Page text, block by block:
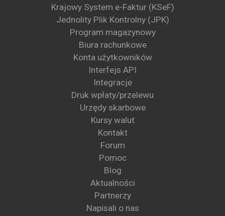
Krajowy System e-Faktur (KSeF)
Jednolity Plik Kontrolny (JPK)
Program magazynowy
Biura rachunkowe
Konta użytkowników
Interfejs API
Integracje
Druk wpłaty/przelewu
Urzędy skarbowe
Kursy walut
Kontakt
Forum
Pomoc
Blog
Aktualności
Partnerzy
Napisali o nas